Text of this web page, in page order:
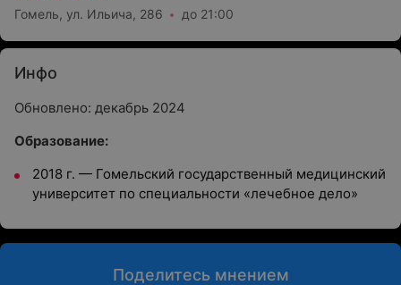
Гомель, ул. Ильича, 286 до 21:00
Инфо
Обновлено: декабрь 2024
Образование:
2018 г. — Гомельский государственный медицинский
университет по специальности «лечебное дело»
Поделитесь мнением